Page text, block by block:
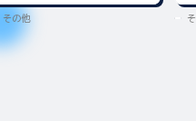
その他